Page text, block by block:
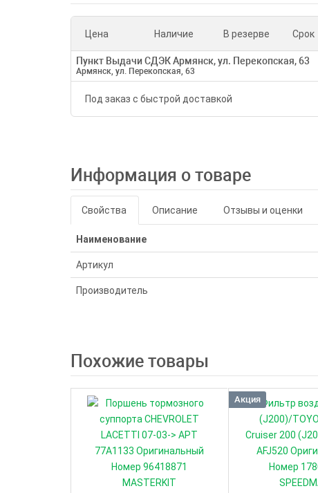
Цена Наличие В резерве Срок
Пункт Выдачи СДЭК Армянск, ул. Перекопская, 63
Армянск, ул. Перекопская, 63
Под заказ с быстрой доставкой
Информация о товаре
Свойства Описание Отзывы и оценки
Наименование
Артикул
Производитель
Похожие товары
Акция